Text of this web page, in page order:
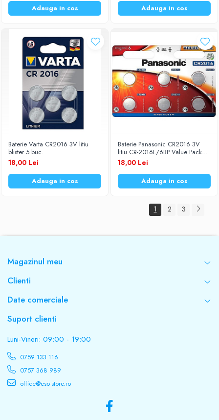
Adauga in cos Adauga in cos
Baterie Varta CR2016 3V litiu
blister 5 buc.
18,00 Lei
Adauga in cos
Baterie Panasonic CR2016 3V
litiu CR-2016L/6BP Value Pack
set 6 buc.
18,00 Lei
Adauga in cos
1 2 3
Magazinul meu
Clienti
Date comerciale
Suport clienti
Luni-Vineri: 09:00 - 19:00
0759 133 116
0757 368 989
office@eso-store.ro